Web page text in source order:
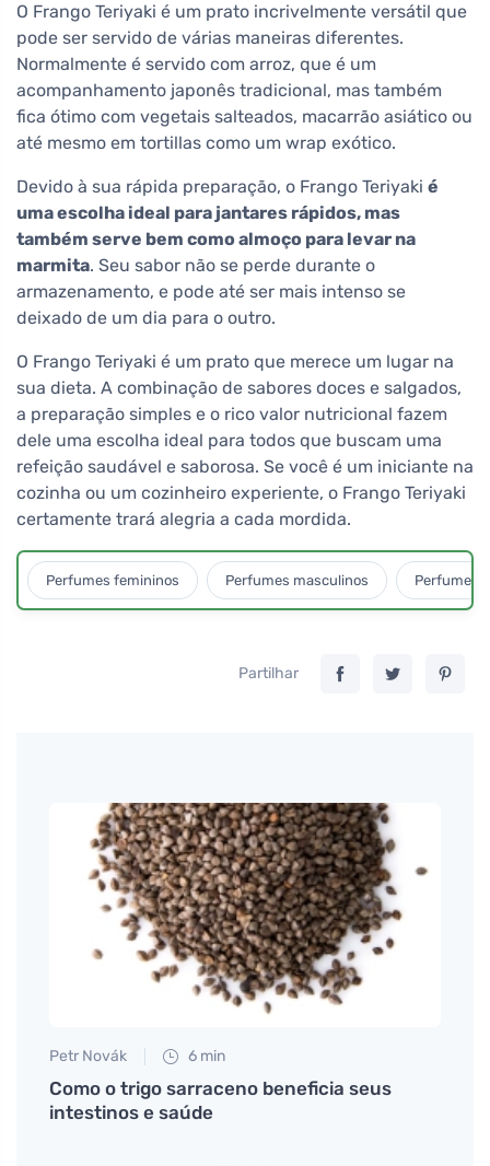
O Frango Teriyaki é um prato incrivelmente versátil que
pode ser servido de várias maneiras diferentes.
Normalmente é servido com arroz, que é um
acompanhamento japonês tradicional, mas também
fica ótimo com vegetais salteados, macarrão asiático ou
até mesmo em tortillas como um wrap exótico.
Devido à sua rápida preparação, o Frango Teriyaki é
uma escolha ideal para jantares rápidos, mas
também serve bem como almoço para levar na
marmita. Seu sabor não se perde durante o
armazenamento, e pode até ser mais intenso se
deixado de um dia para o outro.
O Frango Teriyaki é um prato que merece um lugar na
sua dieta. A combinação de sabores doces e salgados,
a preparação simples e o rico valor nutricional fazem
dele uma escolha ideal para todos que buscam uma
refeição saudável e saborosa. Se você é um iniciante na
cozinha ou um cozinheiro experiente, o Frango Teriyaki
certamente trará alegria a cada mordida.
Perfumes femininos Perfumes masculinos Perfumes
Partilhar
Petr Novák 6 min
Como o trigo sarraceno beneficia seus
intestinos e saúde